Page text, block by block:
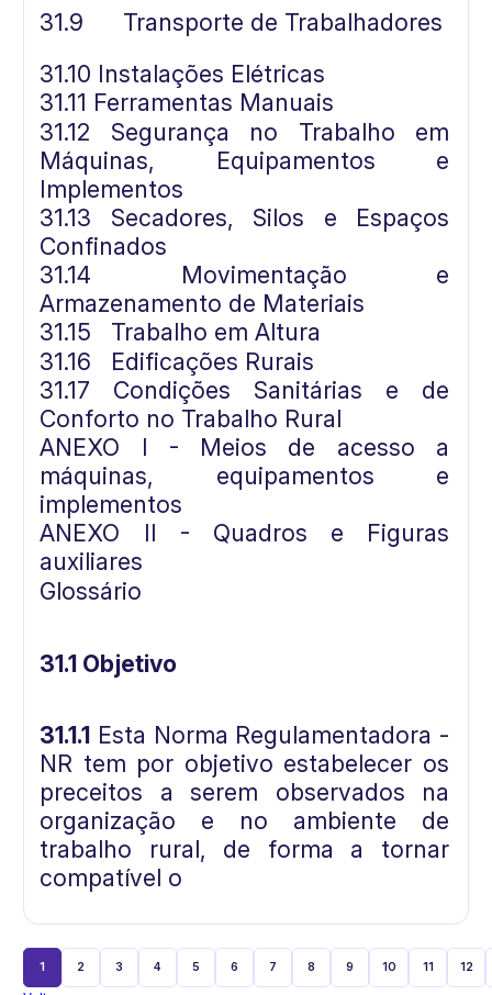
31.9
Transporte de Trabalhadores
31.10 Instalações Elétricas
31.11 Ferramentas Manuais
31.12 Segurança no Trabalho em
Máquinas, Equipamentos e
Implementos
31.13 Secadores, Silos e Espaços
Confinados
31.14 Movimentação e
Armazenamento de Materiais
31.15
Trabalho em Altura
31.16
Edificações Rurais
31.17 Condições Sanitárias e de
Conforto no Trabalho Rural
ANEXO I - Meios de acesso a
máquinas, equipamentos e
implementos
ANEXO II - Quadros e Figuras
auxiliares
Glossário
31.1 Objetivo
31.1.1 Esta Norma Regulamentadora -
NR tem por objetivo estabelecer os
preceitos a serem observados na
organização e no ambiente de
trabalho rural, de forma a tornar
compatível o
1 2 3 4 5 6 7 8 9 10 11 12